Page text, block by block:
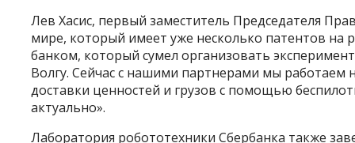
Лев Хасис, первый заместитель Председателя
мире, который имеет уже несколько патентов
банком, который сумел организовать
Волгу. Сейчас с нашими партнерами мы работаем
доставки ценностей и грузов с помощью
актуально».
Лаборатория робототехники Сбербанка также